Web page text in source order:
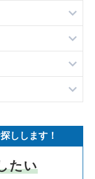
覧
覧
覧
一覧
覧
覧
件一覧
の案件一覧
覧
しします！
たい